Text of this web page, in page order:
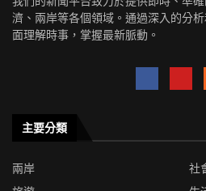
濟、兩岸等各個領域。通過深入的分
面理解時事，掌握最新脈動。
主要分類
兩岸
社